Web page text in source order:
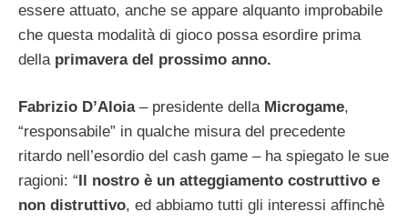
essere attuato, anche se appare alquanto improbabile
che questa modalità di gioco possa esordire prima
della primavera del prossimo anno.
Fabrizio D’Aloia– presidente della Microgame,
“responsabile” in qualche misura del precedente
ritardo nell’esordio del cash game – ha spiegato le sue
ragioni: “ Il nostro è un atteggiamento costruttivo e
non distruttivo, ed abbiamo tutti gli interessi affinchè